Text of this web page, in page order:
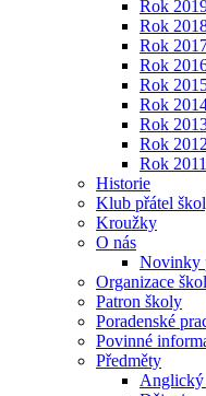
Rok
Rok
Rok
Rok
Rok
Rok
Rok
Rok 2012
Rok 2011
Historie
Klub přátel
Kroužky
O nás
Novinky
Organizace
Patron školy
Poradenské
Povinné
Předměty